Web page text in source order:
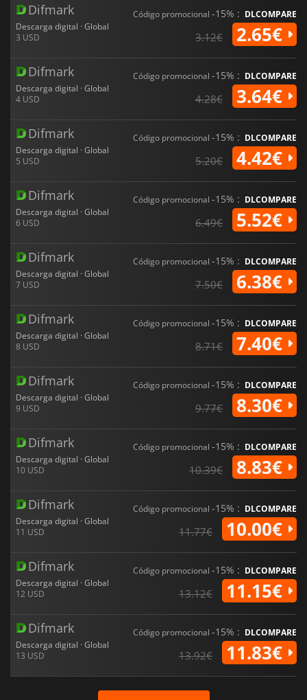
Difmark
Descarga digital · Global
3 USD
Código promocional -15% : DLCOMPARE
3.12€ 2.65€
Difmark
Descarga digital · Global
4 USD
Código promocional -15% : DLCOMPARE
4.28€ 3.64€
Difmark
Descarga digital · Global
5 USD
Código promocional -15% : DLCOMPARE
5.20€ 4.42€
Difmark
Descarga digital · Global
6 USD
Código promocional -15% : DLCOMPARE
6.49€ 5.52€
Difmark
Descarga digital · Global
7 USD
Código promocional -15% : DLCOMPARE
7.50€ 6.38€
Difmark
Descarga digital · Global
8 USD
Código promocional -15% : DLCOMPARE
8.71€ 7.40€
Difmark
Descarga digital · Global
9 USD
Código promocional -15% : DLCOMPARE
9.77€ 8.30€
Difmark
Descarga digital · Global
10 USD
Código promocional -15% : DLCOMPARE
10.39€ 8.83€
Difmark
Descarga digital · Global
11 USD
Código promocional -15% : DLCOMPARE
11.77€ 10.00€
Difmark
Descarga digital · Global
12 USD
Código promocional -15% : DLCOMPARE
13.12€ 11.15€
Difmark
Descarga digital · Global
13 USD
Código promocional -15% : DLCOMPARE
13.92€ 11.83€